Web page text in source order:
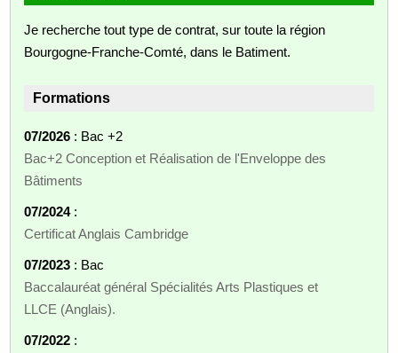
Je recherche tout type de contrat, sur toute la région
Bourgogne-Franche-Comté, dans le Batiment.
Formations
07/2026 : Bac +2
Bac+2 Conception et Réalisation de l'Enveloppe des
Bâtiments
07/2024:
Certificat Anglais Cambridge
07/2023 : Bac
Baccalauréat général Spécialités Arts Plastiques et
LLCE (Anglais).
07/2022 :